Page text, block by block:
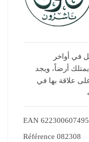
في أواخر
أرضاً، ويجد
علاقة بها في
EAN
Référence 082308